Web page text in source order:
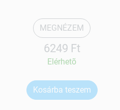
MEGNÉZEM
6249 Ft
Elérhetõ
Kosárba teszem